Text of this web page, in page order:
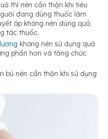
thì nên cẩn thận khi tiêu
đang dùng thuốc làm
áp không nên dùng quả
tác thuốc.
không nên sử dụng quả
phấn hơn và tăng chức
bú nên cẩn thận khi sử dụng